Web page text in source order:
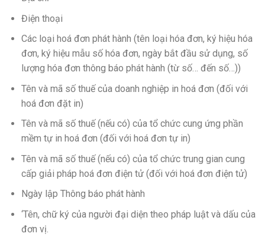
Điện thoại
Các loại hoá đơn phát hành (tên loại hóa đơn, ký hiệu hóa
đơn, ký hiệu mẫu số hóa đơn, ngày bắt đầu sử dụng, số
lượng hóa đơn thông báo phát hành (từ số… đến số…))
Tên và mã số thuế của doanh nghiệp in hoá đơn (đối với
hoá đơn đặt in)
Tên và mã số thuế (nếu có) của tổ chức cung ứng phần
mềm tự in hoá đơn (đối với hoá đơn tự in)
Tên và mã số thuế (nếu có) của tổ chức trung gian cung
cấp giải pháp hoá đơn điện tử (đối với hoá đơn điện tử)
Ngày lập Thông báo phát hành
‘Tên, chữ ký của người đại diện theo pháp luật và dấu của
đơn vị.